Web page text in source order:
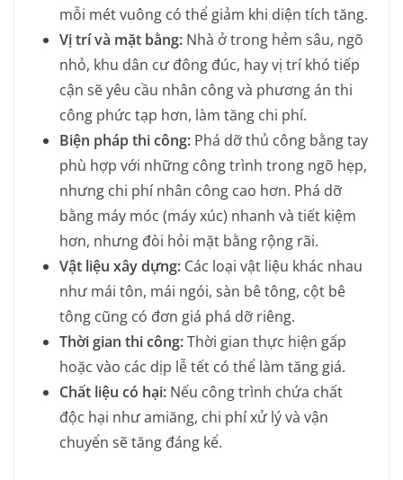
mỗi mét vuông có thể giảm khi diện tích tăng.
Vị trí và mặt bằng: Nhà ở trong hẻm sâu, ngõ
nhỏ, khu dân cư đông đúc, hay vị trí khó tiếp
cận sẽ yêu cầu nhân công và phương án thi
công phức tạp hơn, làm tăng chi phí.
Biện pháp thi công: Phá dỡ thủ công bằng tay
phù hợp với những công trình trong ngõ hẹp,
nhưng chi phí nhân công cao hơn. Phá dỡ
bằng máy móc (máy xúc) nhanh và tiết kiệm
hơn, nhưng đòi hỏi mặt bằng rộng rãi.
Vật liệu xây dựng: Các loại vật liệu khác nhau
như mái tôn, mái ngói, sàn bê tông, cột bê
tông cũng có đơn giá phá dỡ riêng.
Thời gian thi công:Thời gian thực hiện gấp
hoặc vào các dịp lễ tết có thể làm tăng giá.
Chất liệu có hại: Nếu công trình chứa chất
độc hại như amiăng, chi phí xử lý và vận
chuyển sẽ tăng đáng kể.